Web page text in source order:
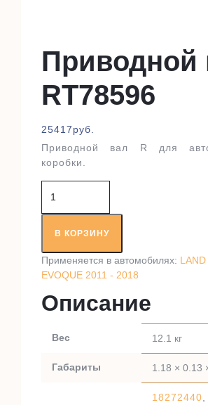
Приводной
RT78596
25417руб.
Приводной вал R для
коробки.
товара
Приводной
валВ КОРЗИНУ
Применяется в автомобилях:
EVOQUE 2011 - 2018
Описание
Вес 12.1 кг
Габариты 1.18 × 0.13
18272440